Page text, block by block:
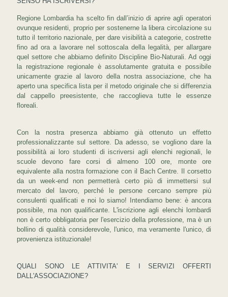
Regione Lombardia ha scelto fin dall’inizio di aprire agli operatori
ovunque residenti, proprio per sostenerne la libera circolazione su
tutto il territorio nazionale, per dare visibilità a categorie, costrette
fino ad ora a lavorare nel sottoscala della legalità, per allargare
quel settore che abbiamo definito Discipline Bio-Naturali. Ad oggi
la registrazione regionale è assolutamente gratuita e possibile
unicamente grazie al lavoro della nostra associazione, che ha
aperto una specifica lista per il metodo originale che si differenzia
dal cappello preesistente, che raccoglieva tutte le essenze
floreali.
Con la nostra presenza abbiamo già ottenuto un effetto
professionalizzante sul settore. Da adesso, se vogliono dare la
possibilità ai loro studenti di iscriversi agli elenchi regionali, le
scuole devono fare corsi di almeno 100 ore, monte ore
equivalente alla nostra formazione con il Bach Centre. Il corsetto
da un week-end non permetterà certo più di immettersi sul
mercato del lavoro, perché le persone cercano sempre più
consulenti qualificati e noi lo siamo! Intendiamo bene: è ancora
possibile, ma non qualificante. L'iscrizione agli elenchi lombardi
non è certo obbligatoria per l'esercizio della professione, ma è un
bollino di qualità considerevole, l'unico, ma veramente l'unico, di
provenienza istituzionale!
QUALI SONO LE ATTIVITA' E I SERVIZI OFFERTI
DALL'ASSOCIAZIONE?